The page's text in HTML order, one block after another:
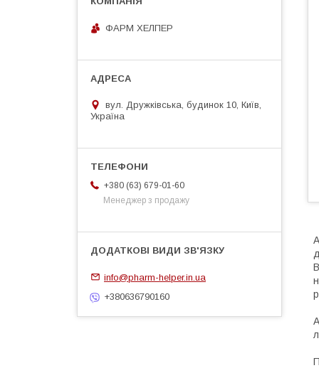
ФАРМ ХЕЛПЕР
вул. Дружківська, будинок 10, Київ,
Україна
+380 (63) 679-01-60
Менеджер з продажу
info@pharm-helper.in.ua
+380636790160